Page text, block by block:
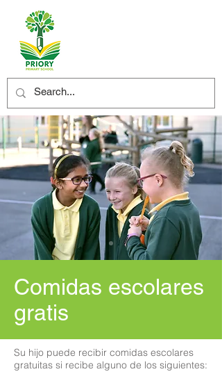
Comidas escolares
gratis
Su hijo puede recibir comidas escolares
gratuitas si recibe alguno de los siguientes: